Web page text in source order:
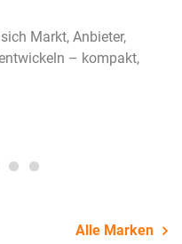
Markt, Anbieter,
– kompakt,
Alle Marken